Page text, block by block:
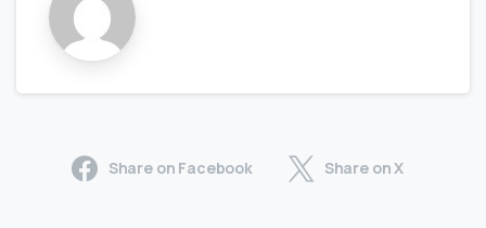
Share on Facebook Share on X